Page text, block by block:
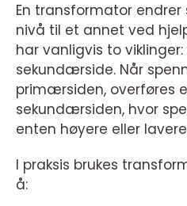
En transformator
nivå til et annet ved
har vanligvis to
sekundærside. Når
primærsiden, overføres
sekundærsiden, hvor
enten høyere eller
I praksis brukes
å: